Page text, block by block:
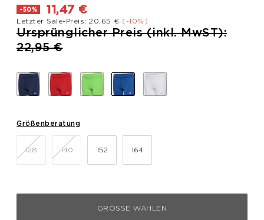
-50% 11,47 €
Letzter Sale-Preis: 20,65 € (-10%)
Preis reduziert von
Ursprünglicher Preis (inkl. MwST):
22,95 €bis
Größenberatung
128 140 152 164
GRÖSSE WÄHLEN